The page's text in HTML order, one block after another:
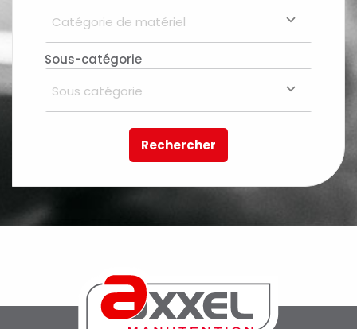
Catégorie de matériel
Sous-catégorie
Sous catégorie
Rechercher